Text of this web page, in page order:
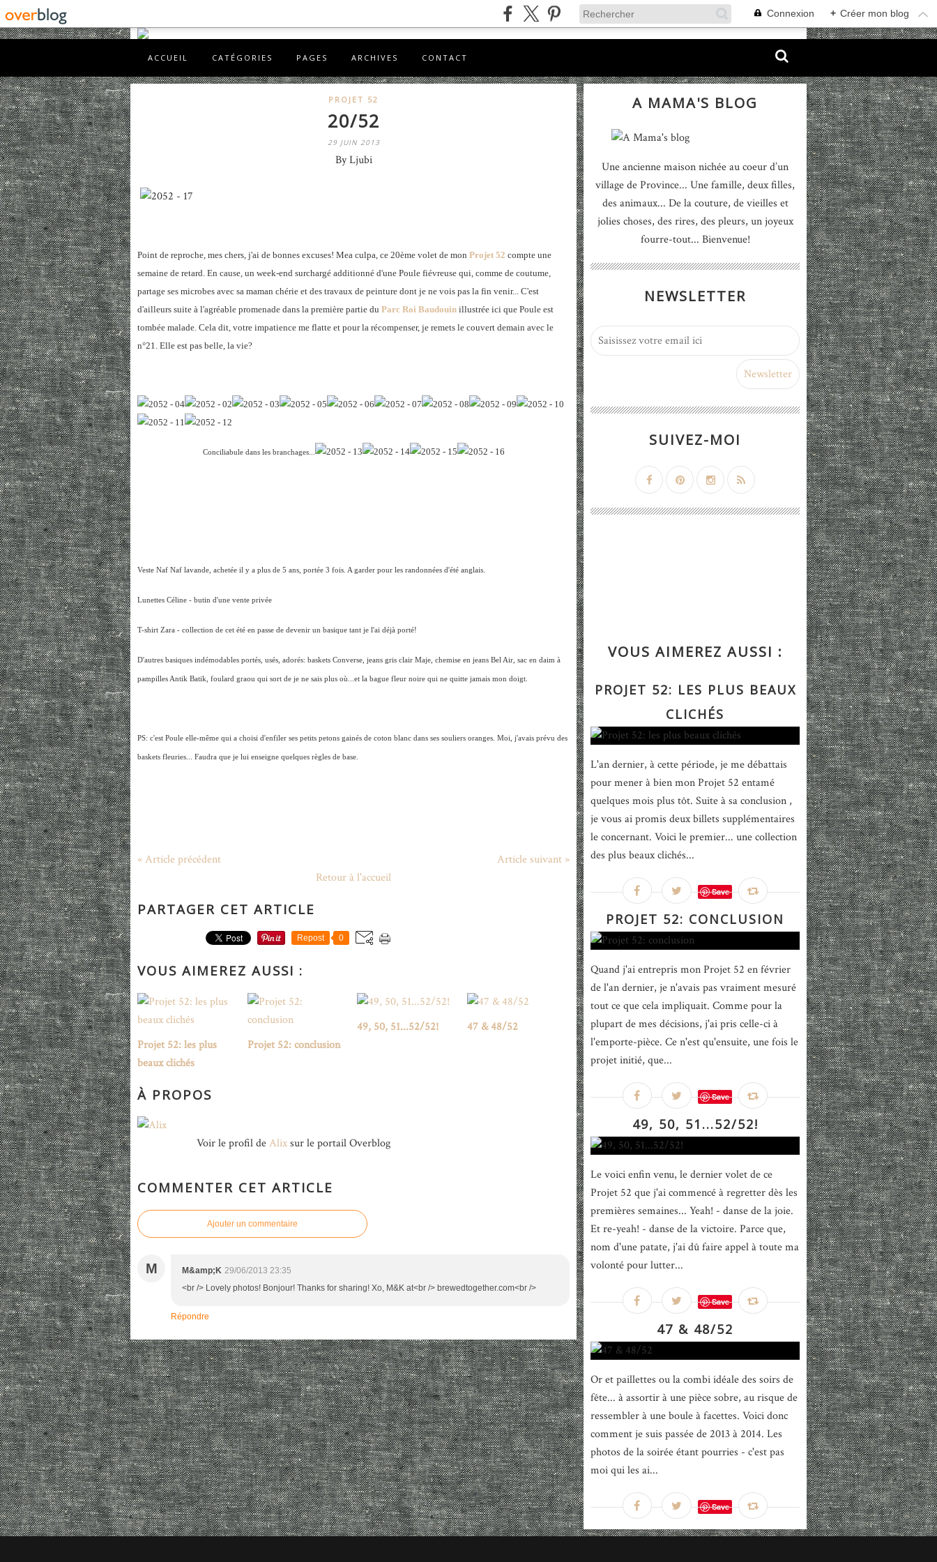
Connexion + Créer mon blog
ACCUEIL CATÉGORIES PAGES ARCHIVES CONTACT
PROJET 52
20/52
29 JUIN 2013
By Ljubi
Point de reproche, mes chers, j'ai de bonnes excuses! Mea culpa, ce 20ème volet de mon Projet 52 compte une
semaine de retard. En cause, un week-end surchargé additionné d'une Poule fiévreuse qui, comme de coutume,
partage ses microbes avec sa maman chérie et des travaux de peinture dont je ne vois pas la fin venir... C'est
d'ailleurs suite à l'agréable promenade dans la première partie du Parc Roi Baudouin illustrée ici que Poule est
tombée malade. Cela dit, votre impatience me flatte et pour la récompenser, je remets le couvert demain avec le
n°21. Elle est pas belle, la vie?
Conciliabule dans les branchages...
Veste Naf Naf lavande, achetée il y a plus de 5 ans, portée 3 fois. A garder pour les randonnées d'été anglais.
Lunettes Céline - butin d'une vente privée
T-shirt Zara - collection de cet été en passe de devenir un basique tant je l'ai déjà porté!
D'autres basiques indémodables portés, usés, adorés: baskets Converse, jeans gris clair Maje, chemise en jeans Bel Air, sac en daim à
pampilles Antik Batik, foulard graou qui sort de je ne sais plus où...et la bague fleur noire qui ne quitte jamais mon doigt.
PS: c'est Poule elle-même qui a choisi d'enfiler ses petits petons gainés de coton blanc dans ses souliers oranges. Moi, j'avais prévu des
baskets fleuries... Faudra que je lui enseigne quelques règles de base.
« Article précédent
Article suivant »
Retour à l'accueil
PARTAGER CET ARTICLE
Repost 0
VOUS AIMEREZ AUSSI :
Projet 52: les plus
beaux clichés
Projet 52: conclusion
49, 50, 51...52/52! 47 & 48/52
À PROPOS
Voir le profil deAlixsur le portail Overblog
COMMENTER CET ARTICLE
Ajouter un commentaire
M M&amp;K 29/06/2013 23:35
<br /> Lovely photos! Bonjour! Thanks for sharing! Xo, M&K at<br /> brewedtogether.com<br />
Répondre
A MAMA'S BLOG
Une ancienne maison nichée au coeur d’un
village de Province... Une famille, deux filles,
des animaux... De la couture, de vieilles et
jolies choses, des rires, des pleurs, un joyeux
fourre-tout... Bienvenue!
NEWSLETTER
SUIVEZ-MOI
VOUS AIMEREZ AUSSI :
PROJET 52: LES PLUS BEAUX
CLICHÉS
L'an dernier, à cette période, je me débattais
pour mener à bien mon Projet 52 entamé
quelques mois plus tôt. Suite à sa conclusion ,
je vous ai promis deux billets supplémentaires
le concernant. Voici le premier... une collection
des plus beaux clichés...
Save
PROJET 52: CONCLUSION
Quand j'ai entrepris mon Projet 52 en février
de l'an dernier, je n'avais pas vraiment mesuré
tout ce que cela impliquait. Comme pour la
plupart de mes décisions, j'ai pris celle-ci à
l'emporte-pièce. Ce n'est qu'ensuite, une fois le
projet initié, que...
Save
49, 50, 51...52/52!
Le voici enfin venu, le dernier volet de ce
Projet 52 que j'ai commencé à regretter dès les
premières semaines... Yeah! - danse de la joie.
Et re-yeah! - danse de la victoire. Parce que,
nom d'une patate, j'ai dû faire appel à toute ma
volonté pour lutter...
Save
47 & 48/52
Or et paillettes ou la combi idéale des soirs de
fête... à assortir à une pièce sobre, au risque de
ressembler à une boule à facettes. Voici donc
comment je suis passée de 2013 à 2014. Les
photos de la soirée étant pourries - c'est pas
moi qui les ai...
Save